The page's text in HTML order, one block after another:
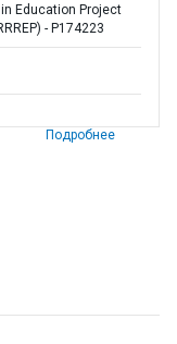
Education Project
- P174223
Подробнее